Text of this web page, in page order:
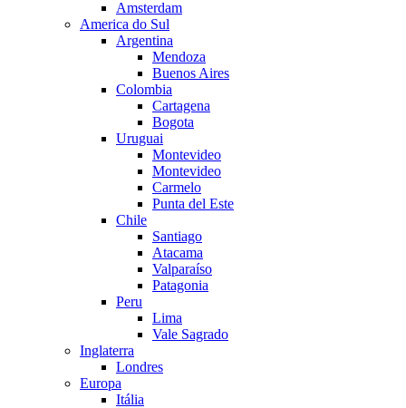
Amsterdam
America do Sul
Argentina
Mendoza
Buenos Aires
Colombia
Cartagena
Bogota
Uruguai
Montevideo
Montevideo
Carmelo
Punta del Este
Chile
Santiago
Atacama
Valparaíso
Patagonia
Peru
Lima
Vale Sagrado
Inglaterra
Londres
Europa
Itália